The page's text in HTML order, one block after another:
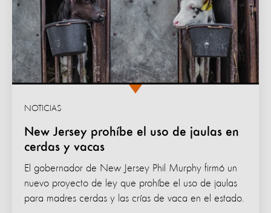
New Jersey prohíbe el uso de jaulas en
cerdas y vacas
NOTICIAS
El gobernador de New Jersey Phil Murphy firmó un
nuevo proyecto de ley que prohíbe el uso de jaulas
para madres cerdas y las crías de vaca en el estado.